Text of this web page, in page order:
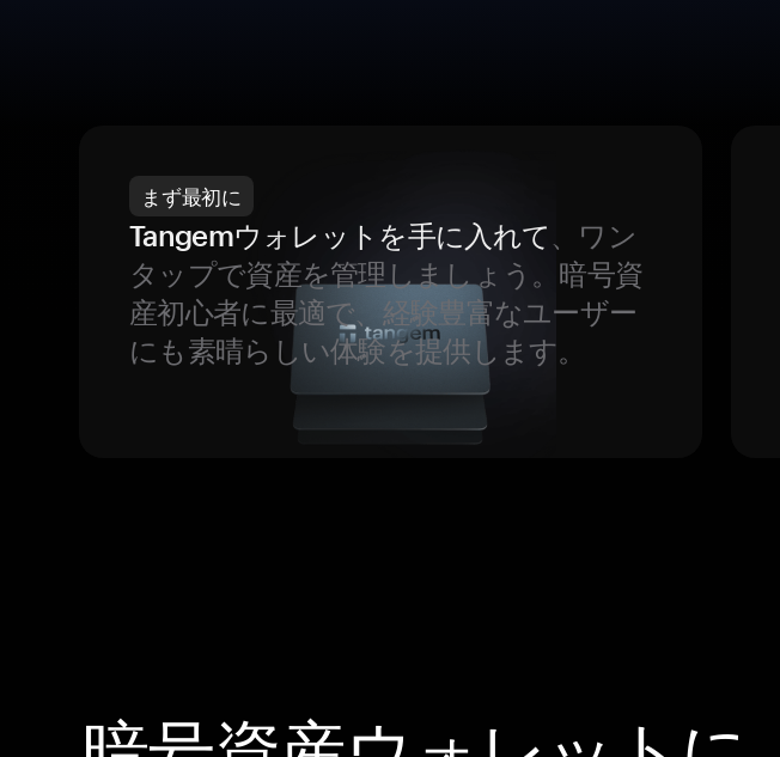
まず最初に
Tangemウォレットを手に入れて、ワン
タップで資産を管理しましょう。暗号資
産初心者に最適で、経験豊富なユーザー
にも素晴らしい体験を提供します。